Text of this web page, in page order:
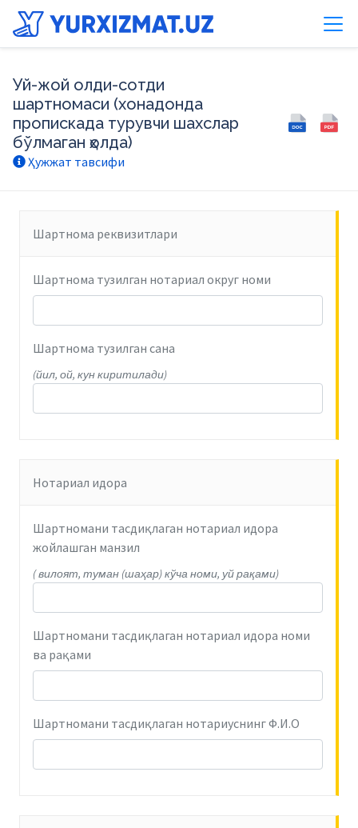
Уй-жой олди-сотди
шартномаси (хонадонда
пропискада турувчи шахслар
бўлмаган ҳолда)
Ҳужжат тавсифи
Шартнома реквизитлари
Шартнома тузилган нотариал округ номи
Шартнома тузилган сана
(йил, ой, кун киритилади)
Нотариал идора
Шартномани тасдиқлаган нотариал идора
жойлашган манзил
( вилоят, туман (шаҳар) кўча номи, уй рақами)
Шартномани тасдиқлаган нотариал идора номи
ва рақами
Шартномани тасдиқлаган нотариуснинг Ф.И.О